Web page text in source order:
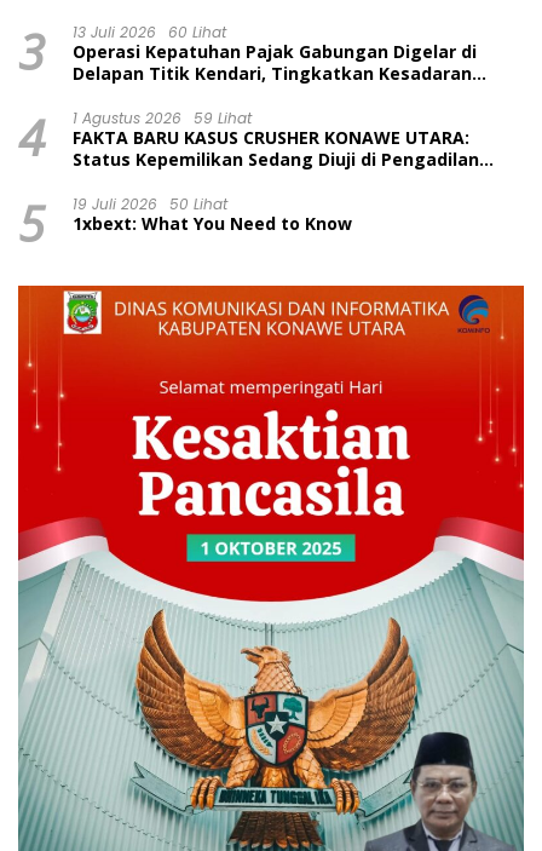
3 13 Juli 2026 60 Lihat
Operasi Kepatuhan Pajak Gabungan Digelar di
Delapan Titik Kendari, Tingkatkan Kesadaran
4 1 Agustus 2026 59 Lihat
FAKTA BARU KASUS CRUSHER KONAWE UTARA:
Status Kepemilikan Sedang Diuji di Pengadilan
Dinilai Prematur
5 19 Juli 2026 50 Lihat
1xbext: What You Need to Know